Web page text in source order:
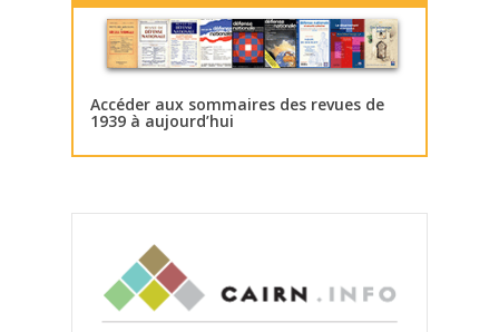
Accéder aux sommaires des revues de
1939 à aujourd’hui